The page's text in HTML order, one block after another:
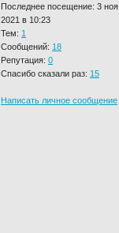
Последнее посещение: 3 ноя
2021 в 10:23
Тем: 1
Сообщений: 18
Репутация: 0
Спасибо сказали раз: 15
Написать личное сообщение